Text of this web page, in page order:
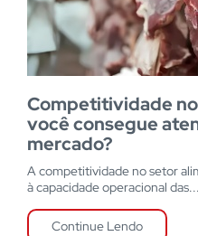
Competitividade
você consegue
mercado?
A competitividade no setor
à capacidade operacional das...
Continue Lendo